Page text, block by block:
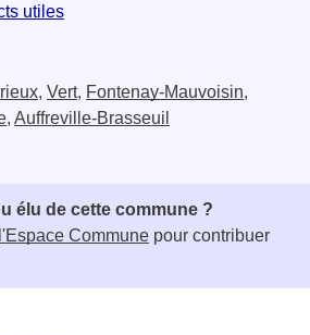
utiles
, Vert, Fontenay-Mauvoisin,
, Auffreville-Brasseuil
élu de cette commune ?
l'Espace Commune pour contribuer